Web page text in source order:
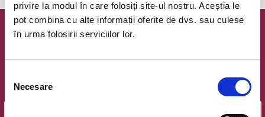
privire la modul în care folosiți site-ul nostru. Aceștia le
pot combina cu alte informații oferite de dvs. sau culese
în urma folosirii serviciilor lor.
consimțământului
Necesare
Newsletter @ Bilete.ro
Email